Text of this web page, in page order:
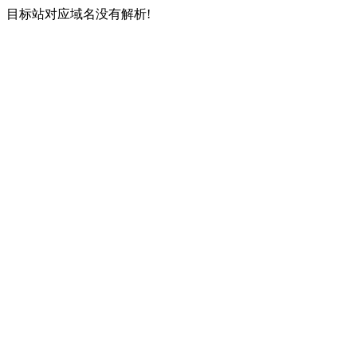
目标站对应域名没有解析!